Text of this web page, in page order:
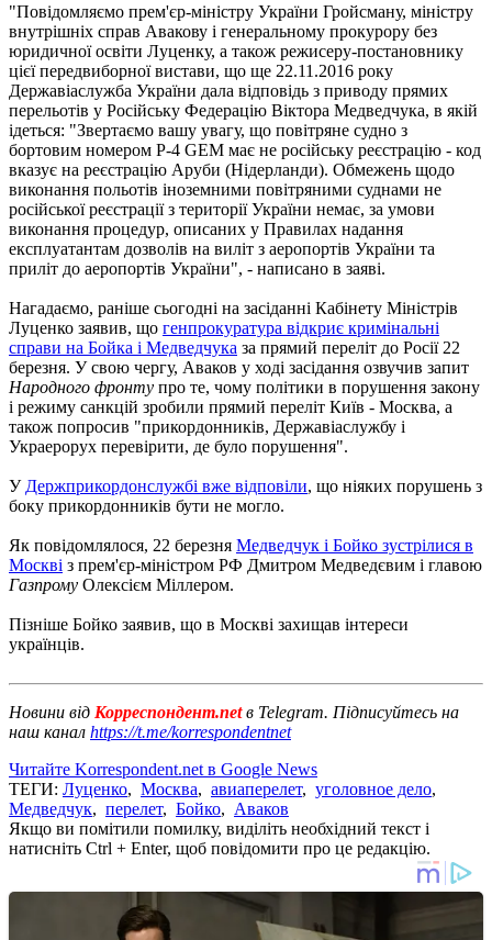
"Повідомляємо прем'єр-міністру України Гройсману, міністру
внутрішніх справ Авакову і генеральному прокурору без
юридичної освіти Луценку, а також режисеру-постановнику
цієї передвиборної вистави, що ще 22.11.2016 року
Державіаслужба України дала відповідь з приводу прямих
перельотів у Російську Федерацію Віктора Медведчука, в якій
ідеться: "Звертаємо вашу увагу, що повітряне судно з
бортовим номером P-4 GEM має не російську реєстрацію - код
вказує на реєстрацію Аруби (Нідерланди). Обмежень щодо
виконання польотів іноземними повітряними суднами не
російської реєстрації з території України немає, за умови
виконання процедур, описаних у Правилах надання
експлуатантам дозволів на виліт з аеропортів України та
приліт до аеропортів України", - написано в заяві.
Нагадаємо, раніше сьогодні на засіданні Кабінету Міністрів
Луценко заявив, що генпрокуратура відкриє кримінальні
справи на Бойка і Медведчука за прямий переліт до Росії 22
березня. У свою чергу, Аваков у ході засідання озвучив запит
Народного фронту про те, чому політики в порушення закону
і режиму санкцій зробили прямий переліт Київ - Москва, а
також попросив "прикордонників, Державіаслужбу і
Украерорух перевірити, де було порушення".
У Держприкордонслужбі вже відповіли, що ніяких порушень з
боку прикордонників бути не могло.
Як повідомлялося, 22 березня Медведчук і Бойко зустрілися в
Москві з прем'єр-міністром РФ Дмитром Медведєвим і главою
Газпрому Олексієм Міллером.
Пізніше Бойко заявив, що в Москві захищав інтереси
українців.
Новини від Корреспондент.netв Telegram. Підписуйтесь на
наш канал https://t.me/korrespondentnet
Читайте Korrespondent.net в Google News
ТЕГИ: Луценко, Москва, авиаперелет, уголовное дело,
Медведчук, перелет, Бойко, Аваков
Якщо ви помітили помилку, виділіть необхідний текст і
натисніть Ctrl + Enter, щоб повідомити про це редакцію.